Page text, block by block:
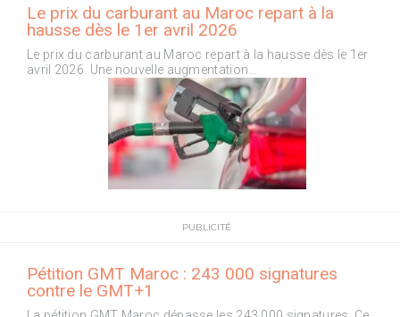
Le prix du carburant au Maroc repart à la
hausse dès le 1er avril 2026
Le prix du carburant au Maroc repart à la hausse dès le 1er
avril 2026. Une nouvelle augmentation…
PUBLICITÉ
Pétition GMT Maroc : 243 000 signatures
contre le GMT+1